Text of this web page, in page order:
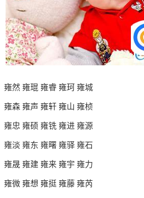
雍然 雍琨 雍睿 雍珂 雍城
雍森 雍声 雍轩 雍山 雍桢
雍忠 雍硕 雍铣 雍进 雍源
雍淡 雍东 雍曙 雍驿 雍石
雍晟 雍建 雍来 雍宇 雍力
雍微 雍想 雍挺 雍藤 雍芮